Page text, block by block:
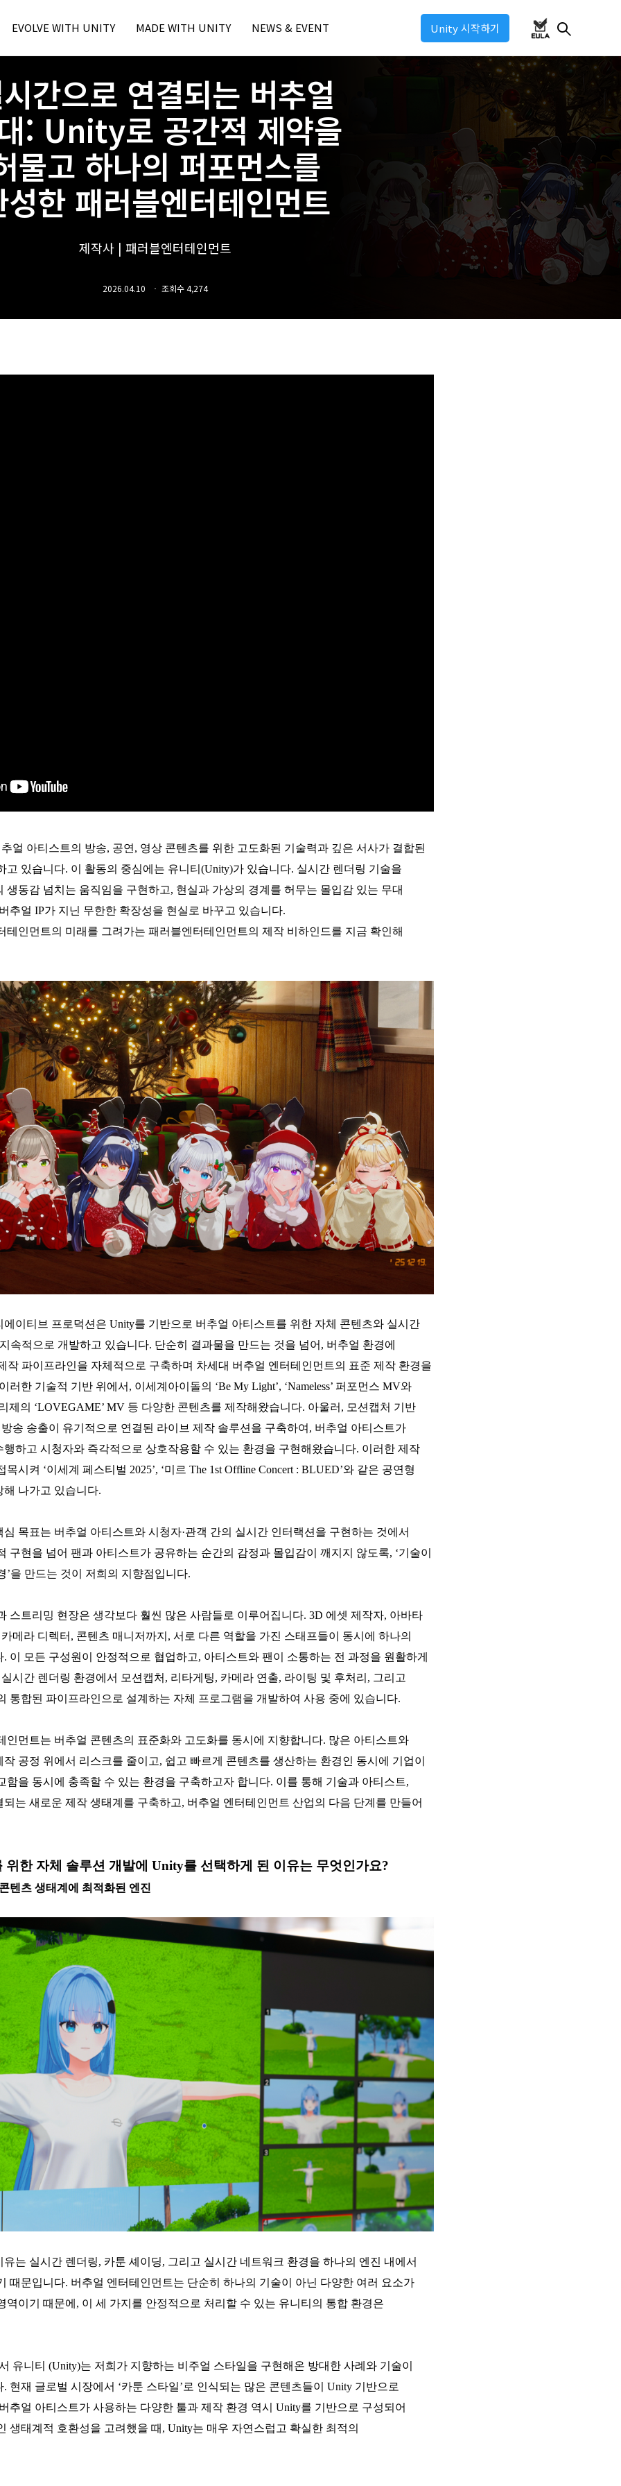
본문내용 바로가기
주메뉴 바로가기
EVOLVE WITH UNITY
Unity Learn
Unity Blog
Unity Resource
MADE WITH UNITY
MWU Case
Unity Award
NEWS & EVENT
Press
Unity Event
- Unite Seoul 2026
- Unite Seoul 2025
- U Day Seoul: Industry 2025
- U Day Seoul: Game
Unity 시작하기
간으로 연결되는 버추얼
: Unity로 공간적 제약을
물고 하나의 퍼포먼스를
한 패러블엔터테인먼트
제작사 | 패러블엔터테인먼트
2026.04.10 조회수 4,274
얼 아티스트의 방송, 공연, 영상 콘텐츠를 위한 고도화된 기술력과 깊은 서사가 결합된
고 있습니다. 이 활동의 중심에는 유니티(Unity)가 있습니다. 실시간 렌더링 기술을
생동감 넘치는 움직임을 구현하고, 현실과 가상의 경계를 허무는 몰입감 있는 무대
추얼 IP가 지닌 무한한 확장성을 현실로 바꾸고 있습니다.
테인먼트의 미래를 그려가는 패러블엔터테인먼트의 제작 비하인드를 지금 확인해
이티브 프로덕션은 Unity를 기반으로 버추얼 아티스트를 위한 자체 콘텐츠와 실시간
속적으로 개발하고 있습니다. 단순히 결과물을 만드는 것을 넘어, 버추얼 환경에
작 파이프라인을 자체적으로 구축하며 차세대 버추얼 엔터테인먼트의 표준 제작 환경을
러한 기술적 기반 위에서, 이세계아이돌의 ‘Be My Light’, ‘Nameless’ 퍼포먼스 MV와
제의 ‘LOVEGAME’ MV 등 다양한 콘텐츠를 제작해왔습니다. 아울러, 모션캡처 기반
송 송출이 유기적으로 연결된 라이브 제작 솔루션을 구축하여, 버추얼 아티스트가
하고 시청자와 즉각적으로 상호작용할 수 있는 환경을 구현해왔습니다. 이러한 제작
시켜 ‘이세계 페스티벌 2025’, ‘미르 The 1st Offline Concert : BLUED’와 같은 공연형
나가고 있습니다.
목표는 버추얼 아티스트와 시청자·관객 간의 실시간 인터랙션을 구현하는 것에서
구현을 넘어 팬과 아티스트가 공유하는 순간의 감정과 몰입감이 깨지지 않도록, ‘기술이
’을 만드는 것이 저희의 지향점입니다.
스트리밍 현장은 생각보다 훨씬 많은 사람들로 이루어집니다. 3D 에셋 제작자, 아바타
메라 디렉터, 콘텐츠 매니저까지, 서로 다른 역할을 가진 스태프들이 동시에 하나의
이 모든 구성원이 안정적으로 협업하고, 아티스트와 팬이 소통하는 전 과정을 원활하게
시간 렌더링 환경에서 모션캡처, 리타게팅, 카메라 연출, 라이팅 및 후처리, 그리고
통합된 파이프라인으로 설계하는 자체 프로그램을 개발하여 사용 중에 있습니다.
먼트는 버추얼 콘텐츠의 표준화와 고도화를 동시에 지향합니다. 많은 아티스트와
공정 위에서 리스크를 줄이고, 쉽고 빠르게 콘텐츠를 생산하는 환경인 동시에 기업이
함을 동시에 충족할 수 있는 환경을 구축하고자 합니다. 이를 통해 기술과 아티스트,
는 새로운 제작 생태계를 구축하고, 버추얼 엔터테인먼트 산업의 다음 단계를 만들어
위한 자체 솔루션 개발에 Unity를 선택하게 된 이유는 무엇인가요?
텐츠 생태계에 최적화된 엔진
는 실시간 렌더링, 카툰 셰이딩, 그리고 실시간 네트워크 환경을 하나의 엔진 내에서
때문입니다. 버추얼 엔터테인먼트는 단순히 하나의 기술이 아닌 다양한 여러 요소가
역이기 때문에, 이 세 가지를 안정적으로 처리할 수 있는 유니티의 통합 환경은
유니티 (Unity)는 저희가 지향하는 비주얼 스타일을 구현해온 방대한 사례와 기술이
현재 글로벌 시장에서 ‘카툰 스타일’로 인식되는 많은 콘텐츠들이 Unity 기반으로
추얼 아티스트가 사용하는 다양한 툴과 제작 환경 역시 Unity를 기반으로 구성되어
생태계적 호환성을 고려했을 때, Unity는 매우 자연스럽고 확실한 최적의